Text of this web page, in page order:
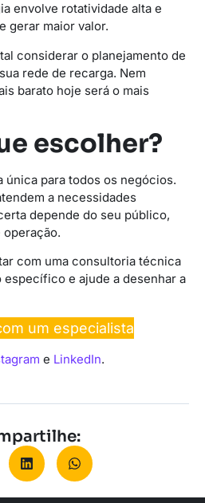
envolve rotatividade alta e
gerar maior valor.
considerar o planejamento de
rede de recarga. Nem
barato hoje será o mais
escolher?
única para todos os negócios.
a necessidades
depende do seu público,
com uma consultoria técnica
e ajude a desenhar a
um especialista
e LinkedIn.